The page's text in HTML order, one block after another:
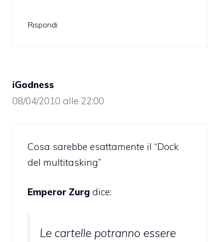
Rispondi
iGodness
08/04/2010 alle 22:00
Cosa sarebbe esattamente il “Dock
del multitasking”
Emperor Zurg dice:
Le cartelle potranno essere